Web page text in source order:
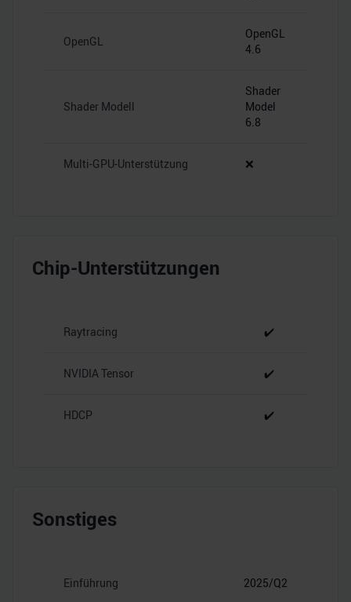
OpenGL
OpenGL
4.6
Shader Modell
Shader
Model
6.8
Multi-GPU-Unterstützung ❌
Chip-Unterstützungen
Raytracing ✔️
NVIDIA Tensor ✔️
HDCP ✔️
Sonstiges
Einführung 2025/Q2